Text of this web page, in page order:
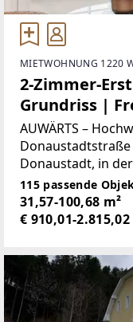
MIETWOHNUNG 1220
2-Zimmer-
Grundriss |
AUWÄRTS –
Donaustadt, in
ein modernes
ausgestatteten
geplanten
115 passende
31,57-100,68 m²
€ 910,01-2.815,02